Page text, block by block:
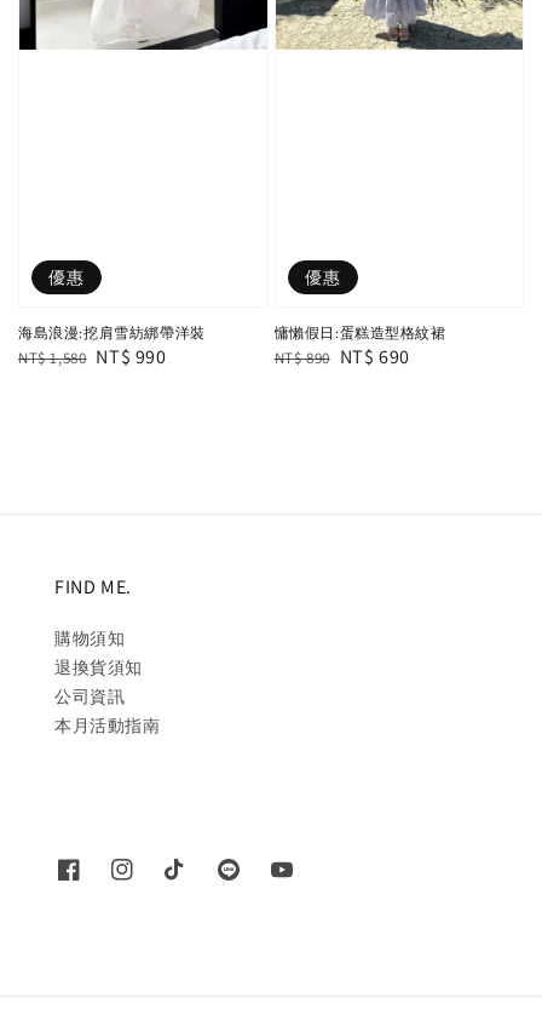
優惠
海島浪漫:挖肩雪紡綁帶洋裝
Regular
NT$ 1,580 Sale
NT$ 990
優惠
慵懶假日:蛋糕造型格紋裙
Regular
NT$ 890 Sale
NT$ 690
FIND ME.
購物須知
退換貨須知
公司資訊
本月活動指南